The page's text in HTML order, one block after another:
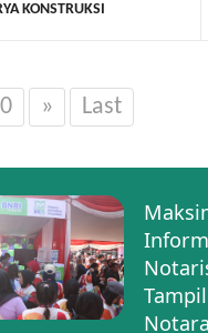
KONSTRUKSI
» Last